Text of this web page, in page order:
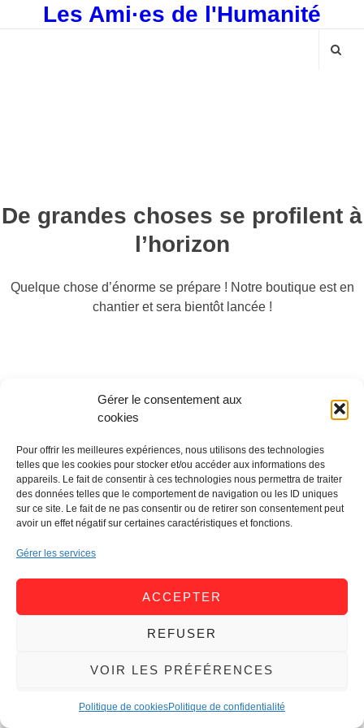
Gérer le consentement aux
cookies
Pour offrir les meilleures expériences, nous utilisons des technologies
telles que les cookies pour stocker et/ou accéder aux informations des
appareils. Le fait de consentir à ces technologies nous permettra de traiter
des données telles que le comportement de navigation ou les ID uniques
sur ce site. Le fait de ne pas consentir ou de retirer son consentement peut
avoir un effet négatif sur certaines caractéristiques et fonctions.
Gérer les services
ACCEPTER
REFUSER
VOIR LES PRÉFÉRENCES
Politique de cookiesPolitique de confidentialité
Les Ami·es de l'Humanité
De grandes choses se profilent à
l’horizon
Quelque chose d’énorme se prépare ! Notre boutique est en
chantier et sera bientôt lancée !